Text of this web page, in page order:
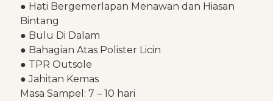
● Hati Bergemerlapan Menawan dan Hiasan
Bintang
● Bulu Di Dalam
● Bahagian Atas Polister Licin
● TPR Outsole
● Jahitan Kemas
Masa Sampel: 7 – 10 hari